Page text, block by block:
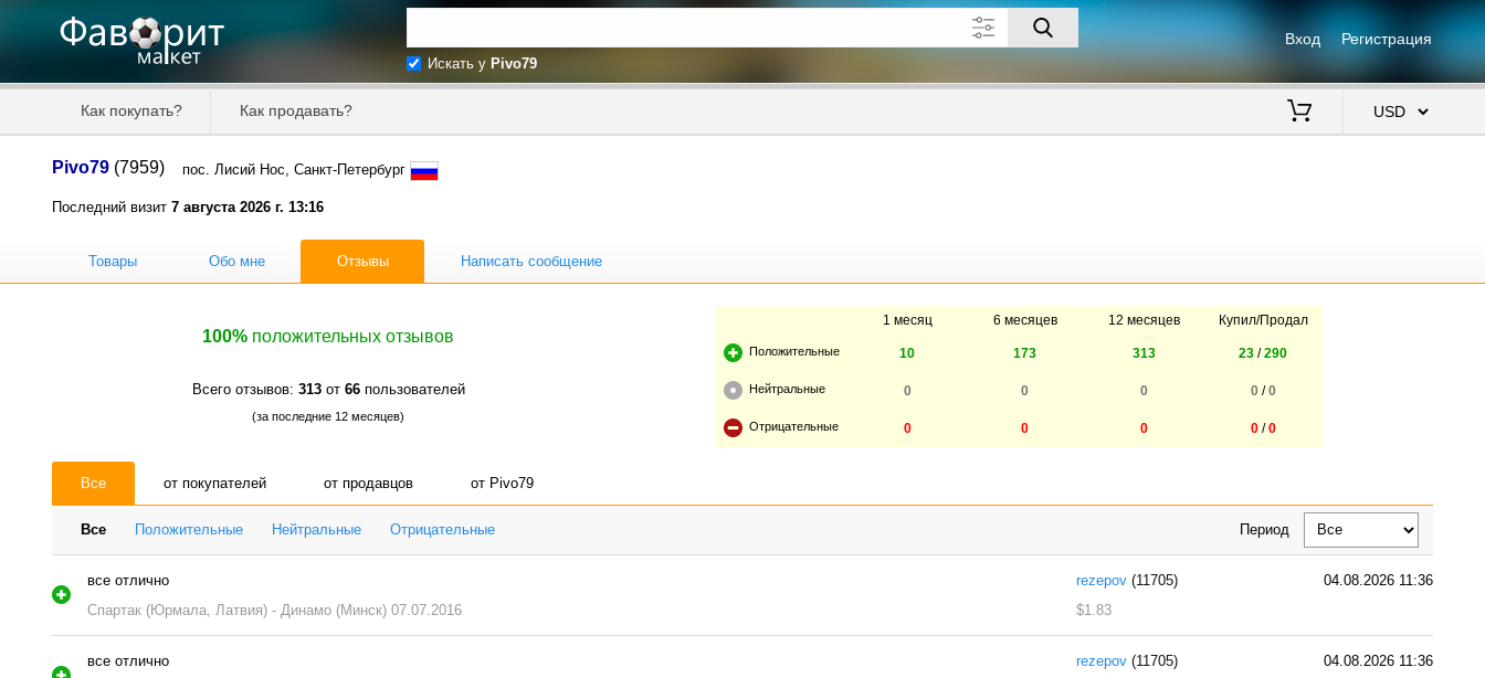
Вход Регистрация
Искать у Pivo79
Как покупать? Как продавать?
Pivo79 (7959) пос. Лисий Нос, Санкт-Петербург
Последний визит 7 августа 2026 г. 13:16
Товары Обо мне Отзывы Написать сообщение
100% положительных отзывов
Всего отзывов: 313от 66пользователей
(за последние 12 месяцев)
1 месяц 6 месяцев 12 месяцев Купил/Продал
Положительные 10 173 313 23 /290
Нейтральные 0 0 0 0/0
Отрицательные 0 0 0 0/0
Все от покупателей от продавцов от Pivo79
Все Положительные Нейтральные Отрицательные Период
все отлично rezepov (11705)
04.08.2026 11:36
Спартак (Юрмала, Латвия) - Динамо (Минск) 07.07.2016
$1.83
все отлично rezepov (11705)
04.08.2026 11:36